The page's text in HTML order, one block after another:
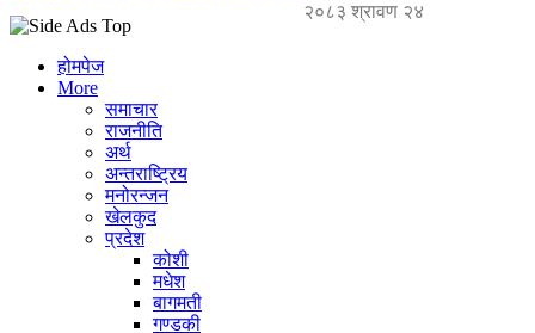
२०८३ श्रावण २४
होमपेज
More
समाचार
राजनीति
अर्थ
अन्तराष्ट्रिय
मनोरन्जन
खेलकुद
प्रदेश
कोशी
मधेश
बागमती
गण्डकी